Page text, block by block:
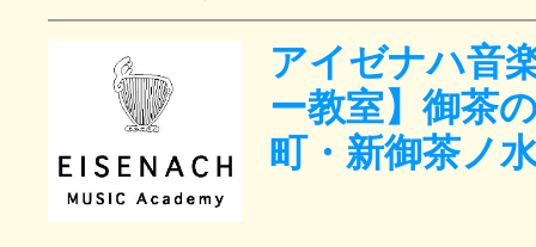
掲載のお問
サイトマッ
アイゼナハ音
ー教室】御茶
町・新御茶ノ